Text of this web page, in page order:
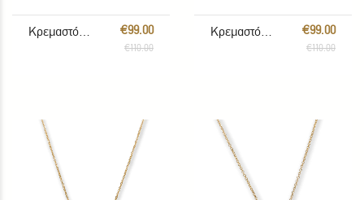
€99.00
€110.00
€99.00
€110.00